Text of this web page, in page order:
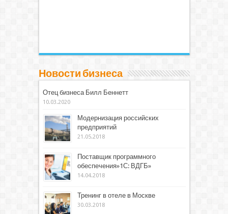
Новости бизнеса
Отец бизнеса Билл Беннетт
10.03.2020
Модернизация российских
предприятий
21.05.2018
Поставщик программного
обеспечения»1С: ВДГБ»
14.04.2018
Тренинг в отеле в Москве
30.03.2018